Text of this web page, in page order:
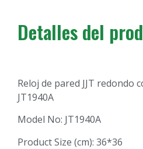
Detalles del
Reloj de pared JJT redondo
JT1940A
Model No: JT1940A
Product Size (cm): 36*36